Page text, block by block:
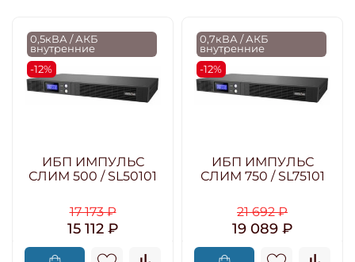
0,5кВА / АКБ
внутренние
-12%
ИБП ИМПУЛЬС
СЛИМ 500 / SL50101
17 173 ₽
15 112 ₽
0,7кВА / АКБ
внутренние
-12%
ИБП ИМПУЛЬС
СЛИМ 750 / SL75101
21 692 ₽
19 089 ₽